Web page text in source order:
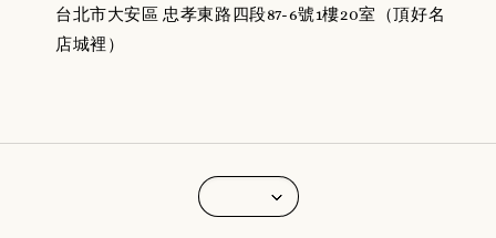
台北市大安區 忠孝東路四段87-6號1樓20室（頂好名
店城裡）